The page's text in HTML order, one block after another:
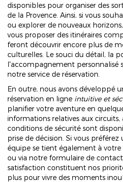
disponibles pour organiser des
de la Provence. Ainsi, si vous
ou explorer de nouveaux
vous proposer des itinéraires
feront découvrir encore plus de
culturelles. Le souci du détail, la
l'accompagnement personnalisé
notre service de réservation.
En outre, nous avons développé
réservation en ligne intuitive et
planifier votre aventure en
informations relatives aux circuits,
conditions de sécurité sont
prise de décision. Si vous
équipe se tient également à
ou via notre formulaire de
satisfaction constituent nos
plus pour vivre des moments